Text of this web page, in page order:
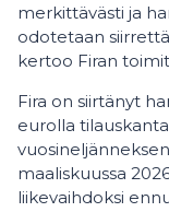
merkittävästi ja
odotetaan
kertoo Firan
Fira on siirtänyt
eurolla
maaliskuussa
liikevaihdoksi